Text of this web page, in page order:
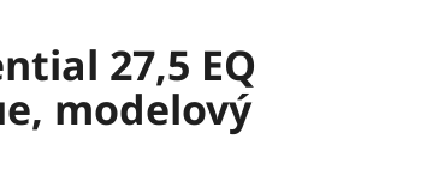
27,5 EQ
modelový